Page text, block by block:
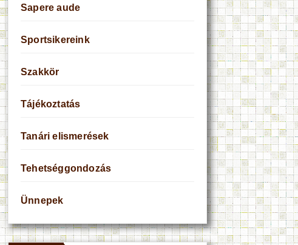
Sapere aude
Sportsikereink
Szakkör
Tájékoztatás
Tanári elismerések
Tehetséggondozás
Ünnepek